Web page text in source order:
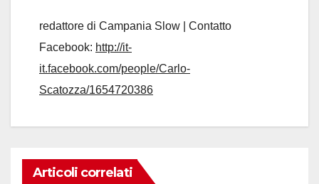
redattore di Campania Slow | Contatto
Facebook: http://it-
it.facebook.com/people/Carlo-
Scatozza/1654720386
Articoli correlati